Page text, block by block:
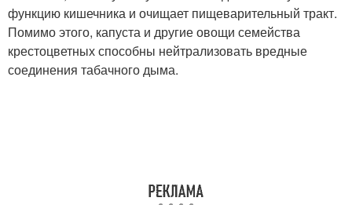
функцию кишечника и очищает пищеварительный тракт.
Помимо этого, капуста и другие овощи семейства
крестоцветных способны нейтрализовать вредные
соединения табачного дыма.